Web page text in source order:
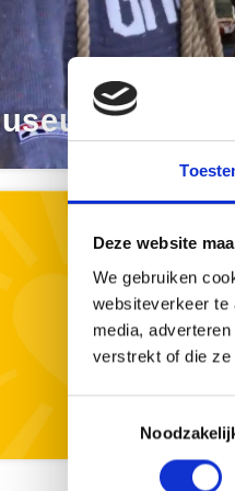
Deze website
We gebruiken
websiteverkeer te
media,
verstrekt of die